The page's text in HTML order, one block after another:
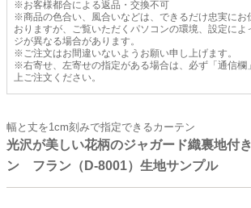
※お客様都合による返品・交換不可
※商品の色合い、風合いなどは、できるだけ忠実にお
おりますが、ご覧いただくパソコンの環境、設定によ
ジが異なる場合があります。
※ご注文はお間違いないようお願い申し上げます。
※右寄せ、左寄せの指定がある場合は、必ず「通信欄
上ご注文ください。
幅と丈を1cm刻みで指定できるカーテン
光沢が美しい花柄のジャガード織裏地付
ン フラン（D-8001）生地サンプル